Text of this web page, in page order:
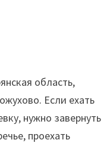
область,
. Если ехать
нужно завернуть
проехать